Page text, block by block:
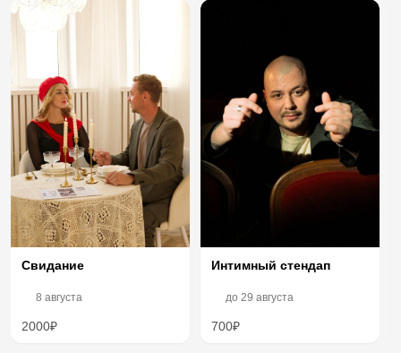
Свидание
8 августа
2000₽
Интимный стендап
до 29 августа
700₽